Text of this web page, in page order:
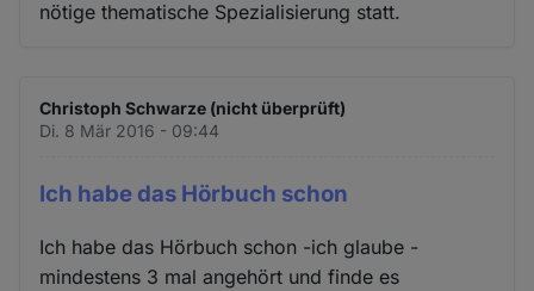
nötige thematische Spezialisierung statt.
Christoph Schwarze (nicht überprüft)
Di. 8 Mär 2016 - 09:44
Ich habe das Hörbuch schon
Ich habe das Hörbuch schon -ich glaube -
mindestens 3 mal angehört und finde es